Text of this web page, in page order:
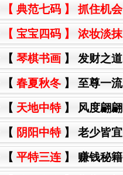
【 典范七码 】 抓住机会
【 宝宝四码 】 浓妆淡抹
【 琴棋书画 】 发财之道
【 春夏秋冬】 至尊一流
【 天地中特】 风度翩翩
【 阴阳中特】 老少皆宜
【 平特三连 】 赚钱秘籍